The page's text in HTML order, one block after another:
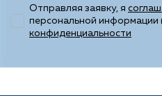
Отправляя заявку, я
персональной информации
конфиденциальности